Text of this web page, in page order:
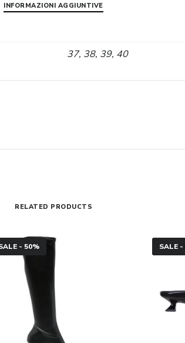
INFORMAZIONI AGGIUNTIVE
37, 38, 39, 40
RELATED PRODUCTS
- 50%
Mule
3Juin
SALE